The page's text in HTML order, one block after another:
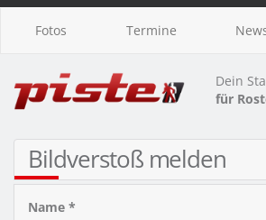
Fotos Termine
Dein
für
Bildverstoß melden
Name *